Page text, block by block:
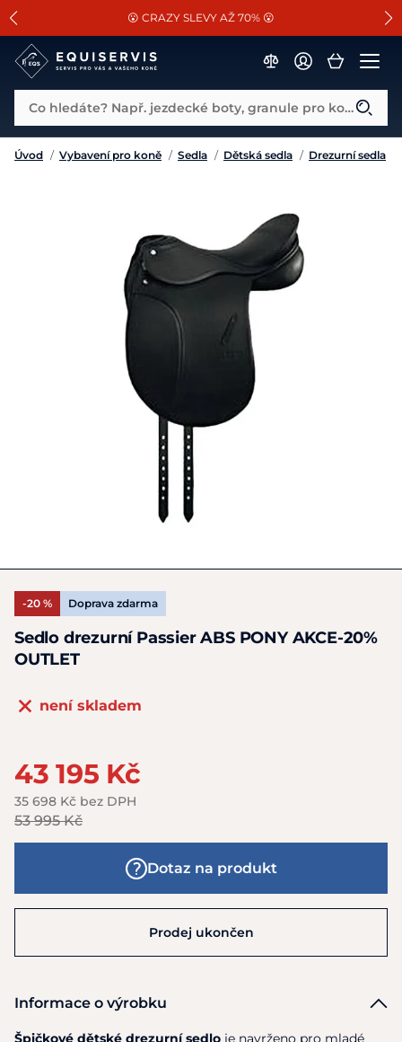
SLEVA 13% na vše od Cassini!
😮 CRAZY SLEVY AŽ 70% 😮
📐Pasování a doplňky k vybraným sedlům ZDARMA 🐴
Co hledáte? Např. jezdecké boty, granule pro koně...
Úvod / Vybavení pro koně / Sedla / Dětská sedla / Drezurní sedla
-20 % Doprava zdarma
Sedlo drezurní Passier ABS PONY AKCE-20%
OUTLET
není skladem
43 195 Kč
35 698 Kč bez DPH
53 995 Kč
Dotaz na produkt
Prodej ukončen
Informace o výrobku
Špičkové dětské drezurní sedlo je navrženo pro mladé